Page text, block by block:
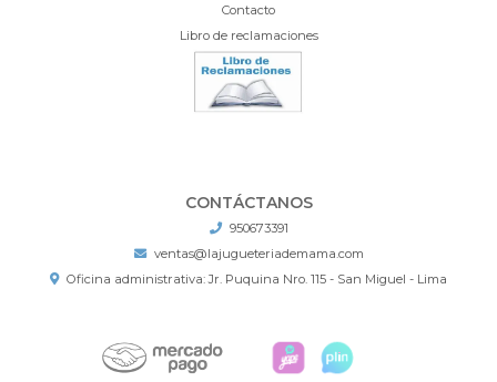
Contacto
Libro de reclamaciones
CONTÁCTANOS
950673391
ventas@lajugueteriademama.com
Oficina administrativa: Jr. Puquina Nro. 115 - San Miguel - Lima